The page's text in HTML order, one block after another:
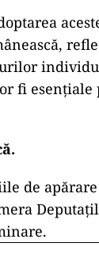
fi
de